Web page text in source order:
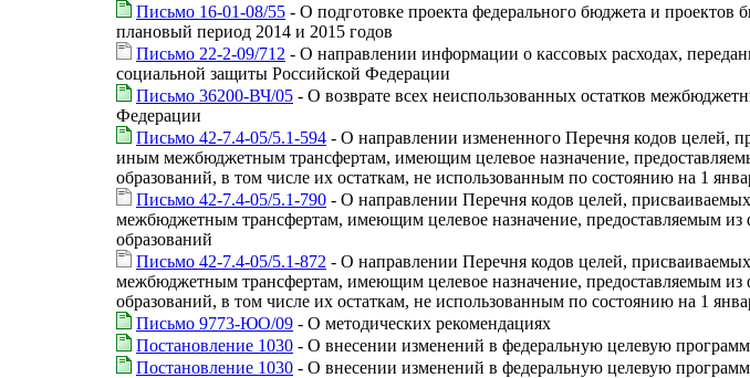
Письмо 16-01-08/55 - О подготовке проекта федерального бюджета и
плановый период 2014 и 2015 годов
Письмо 22-2-09/712 - О направлении информации о кассовых расходах,
социальной защиты Российской Федерации
Письмо 36200-ВЧ/05 - О возврате всех неиспользованных остатков
Федерации
Письмо 42-7.4-05/5.1-594 - О направлении измененного Перечня кодов целей,
иным межбюджетным трансфертам, имеющим целевое назначение,
образований, в том числе их остаткам, не использованным по состоянию на 1
Письмо 42-7.4-05/5.1-790 - О направлении Перечня кодов целей,
межбюджетным трансфертам, имеющим целевое назначение, предоставляемым
образований
Письмо 42-7.4-05/5.1-872 - О направлении Перечня кодов целей,
межбюджетным трансфертам, имеющим целевое назначение, предоставляемым
образований, в том числе их остаткам, не использованным по состоянию на 1
Письмо 9773-ЮО/09 - О методических рекомендациях
Постановление 1030 - О внесении изменений в федеральную целевую
Постановление 1030 - О внесении изменений в федеральную целевую